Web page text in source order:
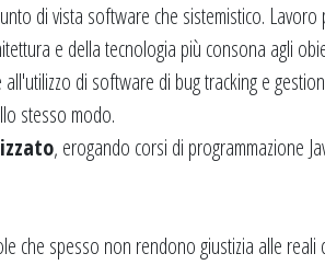
di vista software che sistemistico. Lavoro
e della tecnologia più consona agli
di software di bug tracking e
stesso modo.
, erogando corsi di programmazione
che spesso non rendono giustizia alle reali